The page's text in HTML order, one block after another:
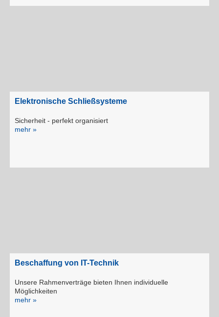
Elektronische Schließsysteme
Sicherheit - perfekt organisiert
mehr »
Beschaffung von IT-Technik
Unsere Rahmenverträge bieten Ihnen individuelle
Möglichkeiten
mehr »